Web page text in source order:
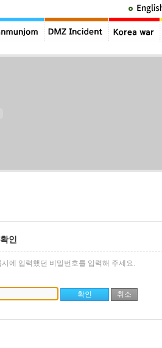
인
시에 입력했던 비밀번호를 입력해 주세요.